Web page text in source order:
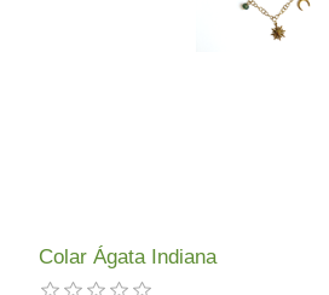
Colar Ágata Indiana